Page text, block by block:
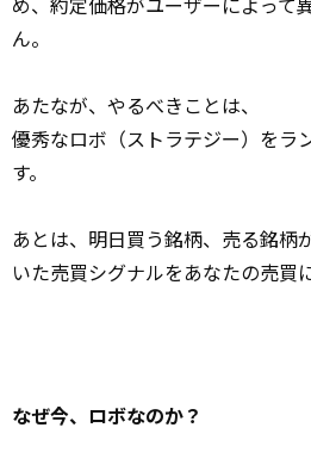
ん。
あたなが、やるべきことは、
優秀なロボ（ストラテジー）をラ
す。
あとは、明日買う銘柄、売る銘柄
いた売買シグナルをあなたの売買
なぜ今、ロボなのか？